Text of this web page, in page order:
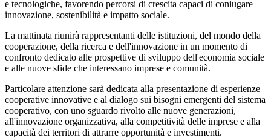
e tecnologiche, favorendo percorsi di crescita capaci di coniugare
innovazione, sostenibilità e impatto sociale.
La mattinata riunirà rappresentanti delle istituzioni, del mondo della
cooperazione, della ricerca e dell'innovazione in un momento di
confronto dedicato alle prospettive di sviluppo dell'economia sociale
e alle nuove sfide che interessano imprese e comunità.
Particolare attenzione sarà dedicata alla presentazione di esperienze
cooperative innovative e al dialogo sui bisogni emergenti del sistema
cooperativo, con uno sguardo rivolto alle nuove generazioni,
all'innovazione organizzativa, alla competitività delle imprese e alla
capacità dei territori di attrarre opportunità e investimenti.